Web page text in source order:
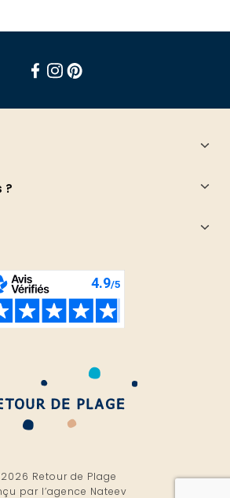
?
Retour de Plage
par l’agence Nateev